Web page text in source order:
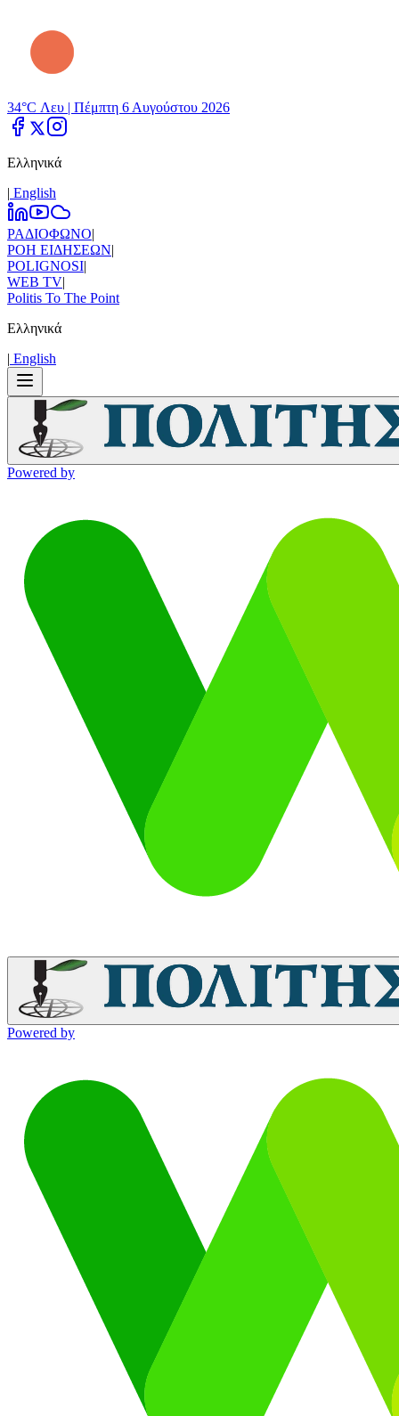
34°C Λευ | Πέμπτη 6 Αυγούστου 2026
Ελληνικά
| Εnglish
ΡΑΔΙΟΦΩΝΟ|
ΡΟΗ ΕΙΔΗΣΕΩΝ|
POLIGNOSI|
WEB TV|
Politis To The Point
Ελληνικά
| Εnglish
Powered by
Powered by